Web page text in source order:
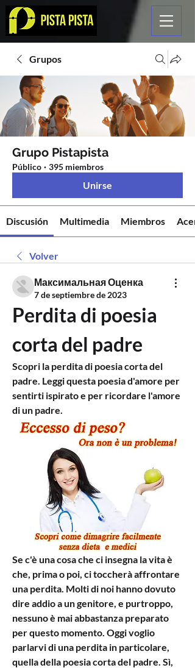
Grupos
Grupo Pistapista
Público · 395 miembros
Unirse
Discusión Multimedia Miembros
Volver
Максимальная Оценка
7 de septiembre de 2023
Perdita di poesia
corta del padre
Scopri la perdita di poesia corta del
padre. Leggi questa poesia d'amore per
sentirti ispirato e per ricordare l'amore
di un padre.
Se c'è una cosa che ci insegna la vita è
che, prima o poi, ci toccherà affrontare
una perdita. Molti di noi hanno dovuto
dire addio a un genitore, e purtroppo,
nessuno è mai abbastanza preparato
per questo momento. Oggi voglio
parlarvi di una perdita in particolare,
quella della poesia corta del padre. Sì,